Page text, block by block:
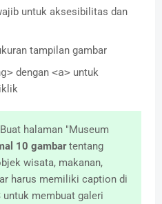
untuk aksesibilitas dan
tampilan gambar
dengan <a> untuk
Buat halaman "Museum
10 gambartentang
wisata, makanan,
harus memiliki caption di
untuk membuat galeri